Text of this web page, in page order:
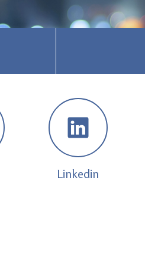
Linkedin